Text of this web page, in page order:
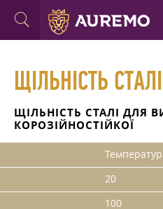
ЩІЛЬНІСТЬ
ЩІЛЬНІСТЬ СТАЛІ ДЛЯ
КОРОЗІЙНОСТІЙКОЇ
20
100